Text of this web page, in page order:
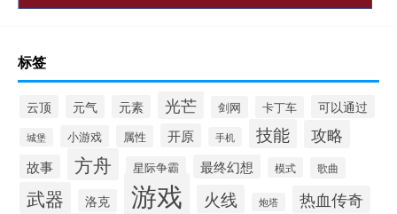
标签
云顶 元气 元素 光芒 剑网 卡丁车 可以通过
城堡 小游戏 属性 开原 手机 技能 攻略
故事 方舟 星际争霸 最终幻想 模式 歌曲
武器 洛克 游戏 火线 炮塔 热血传奇